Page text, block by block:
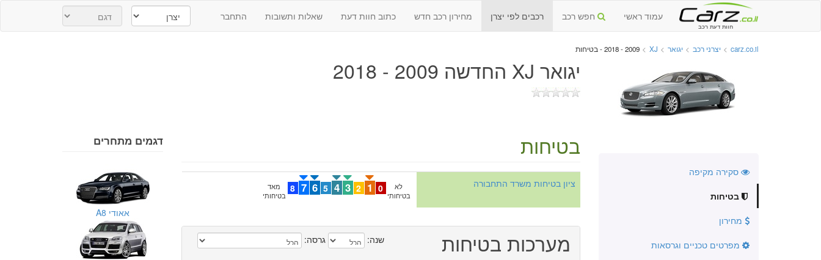
חוות דעת רכב
עמוד ראשי חפש רכב רכבים לפי יצרן מחירון רכב חדש כתוב חוות דעת שאלות ותשובות התחבר
carz.co.il
> יצרני רכב > יגואר >
XJ
> 2009 - 2018 - בטיחות
יגואר XJ החדשה 2009 - 2018
סקירה מקיפה
בטיחות
מחירון
מפרטים טכניים וגרסאות
בטיחות
ציון בטיחות משרד התחבורה
לא
בטיחותי
0
1
2
3
4
5
6
7
8
מאד
בטיחותי
מערכות בטיחות שנה: גרסה:
דגמים מתחרים
אאודי A8